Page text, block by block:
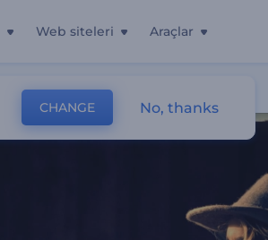
Web siteleri Araçlar
CHANGE No, thanks